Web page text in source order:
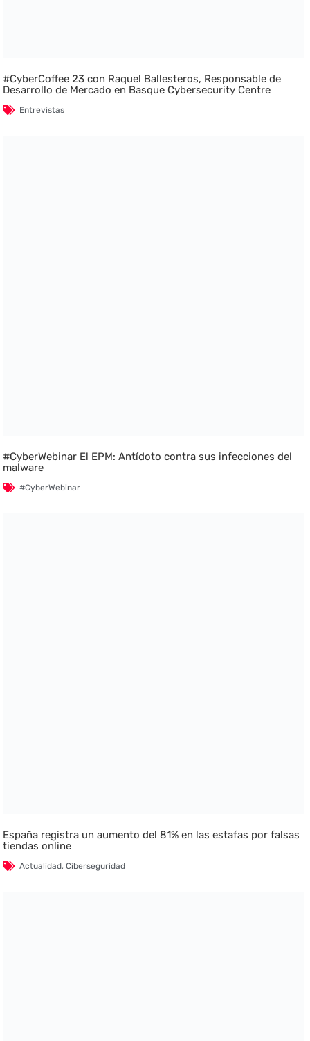
#CyberCoffee 23 con Raquel Ballesteros, Responsable de
Desarrollo de Mercado en Basque Cybersecurity Centre
Entrevistas
#CyberWebinar El EPM: Antídoto contra sus infecciones del
malware
#CyberWebinar
España registra un aumento del 81% en las estafas por falsas
tiendas online
Actualidad,Ciberseguridad